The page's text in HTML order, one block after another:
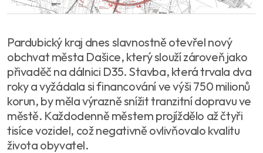
Pardubický kraj dnes slavnostně otevřel nový
obchvat města Dašice, který slouží zároveň jako
přivaděč na dálnici D35. Stavba, která trvala dva
roky a vyžádala si financování ve výši 750 milionů
korun, by měla výrazně snížit tranzitní dopravu ve
městě. Každodenně městem projíždělo až čtyři
tisíce vozidel, což negativně ovlivňovalo kvalitu
života obyvatel.